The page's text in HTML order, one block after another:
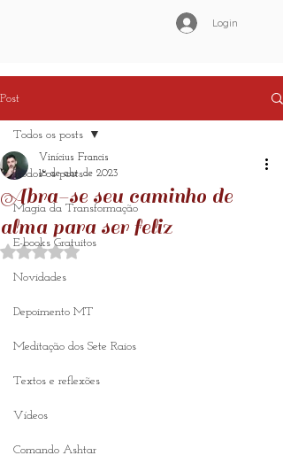
Login
Post
Todos os posts
Magia da Transformação
E-books Gratuitos
Novidades
Depoimento MT
Meditação dos Sete Raios
Textos e reflexões
Vídeos
Comando Ashtar
Todos os posts
Abra-se seu caminho de
alma para ser feliz
Vinícius Francis
18 de abr. de 2023
Avaliado com NaN de 5 estrelas.